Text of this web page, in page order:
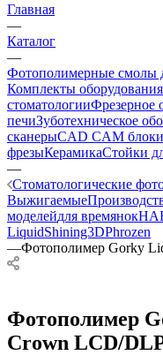
Главная
—
Каталог
—
Фотополимерные смолы
Комплекты оборудования
стоматологииФрезерное
печиЗуботехническое
сканерыCAD CAM блоки
фрезыКерамикаСтойки
—
Стоматологические
Выжигаемые
моделейдля времянок
LiquidShining3DPhrozen
—Фотополимер Gorky
Фотополимер
Crown LCD/